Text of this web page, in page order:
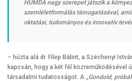
HUMDA nagy szerepet játszik a
szemléletformálás támogatásával,
oktatási, tudományos és innovatív
– húzta alá dr. Filep Bálint, a Széchenyi
kapcsán, hogy a két fél közreműködésével
társadalmi tudatosságot. A „Gondold,